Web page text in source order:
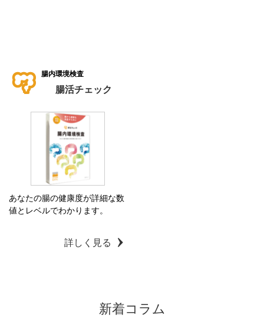
腸内環境検査
腸活チェック
あなたの腸の健康度が詳細な数
値とレベルでわかります。
詳しく見る
新着コラム